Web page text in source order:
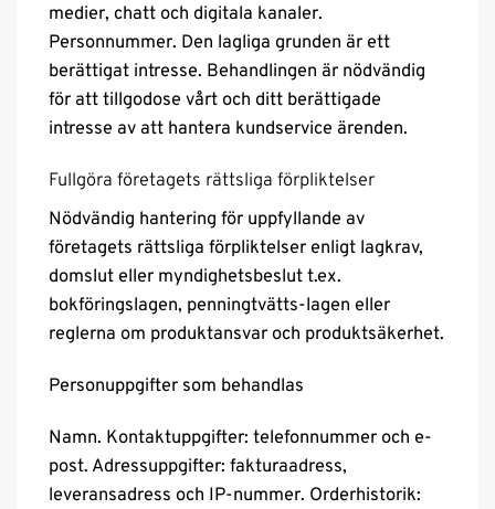
medier, chatt och digitala kanaler.
Personnummer. Den lagliga grunden är ett
berättigat intresse. Behandlingen är nödvändig
för att tillgodose vårt och ditt berättigade
intresse av att hantera kundservice ärenden.
Fullgöra företagets rättsliga förpliktelser
Nödvändig hantering för uppfyllande av
företagets rättsliga förpliktelser enligt lagkrav,
domslut eller myndighetsbeslut t.ex.
bokföringslagen, penningtvätts-lagen eller
reglerna om produktansvar och produktsäkerhet.
Personuppgifter som behandlas
Namn. Kontaktuppgifter: telefonnummer och e-
post. Adressuppgifter: fakturaadress,
leveransadress och IP-nummer. Orderhistorik: